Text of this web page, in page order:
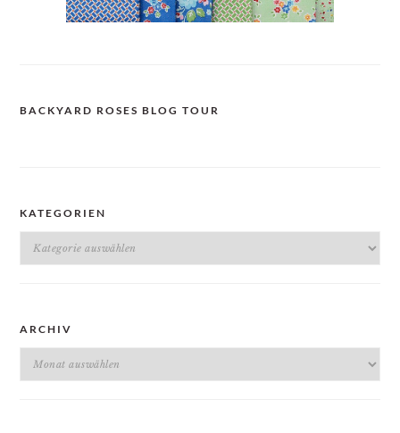
BACKYARD ROSES BLOG TOUR
KATEGORIEN
Kategorien
ARCHIV
Archiv